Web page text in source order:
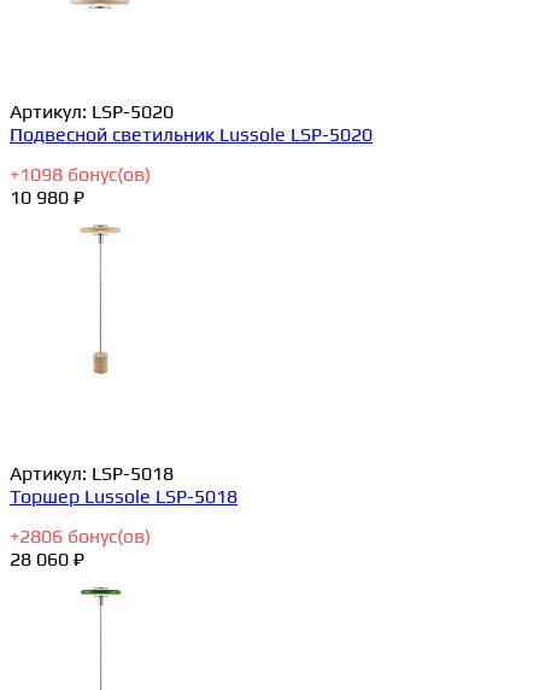
Артикул: LSP-5020
Подвесной светильник Lussole LSP-5020
+1098 бонус(ов)
10 980 ₽
Артикул: LSP-5018
Торшер Lussole LSP-5018
+2806 бонус(ов)
28 060 ₽